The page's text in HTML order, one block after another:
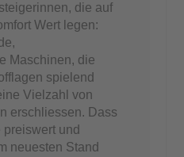
die auf
Wert legen:
Maschinen, die
spielend
Vielzahl von
erschliessen. Dass
und
neuesten Stand